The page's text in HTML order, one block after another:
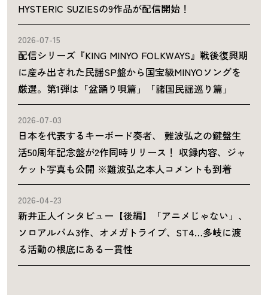
HYSTERIC SUZIESの9作品が配信開始！
2026-07-15
配信シリーズ『KING MINYO FOLKWAYS』戦後復興期
に産み出された民謡SP盤から国宝級MINYOソングを
厳選。第1弾は「盆踊り唄篇」「諸国民謡巡り篇」
2026-07-03
日本を代表するキーボード奏者、 難波弘之の鍵盤生
活50周年記念盤が2作同時リリース！ 収録内容、ジャ
ケット写真も公開 ※難波弘之本人コメントも到着
2026-04-23
新井正人インタビュー【後編】「アニメじゃない」、
ソロアルバム3作、オメガトライブ、ST4…多岐に渡
る活動の根底にある一貫性